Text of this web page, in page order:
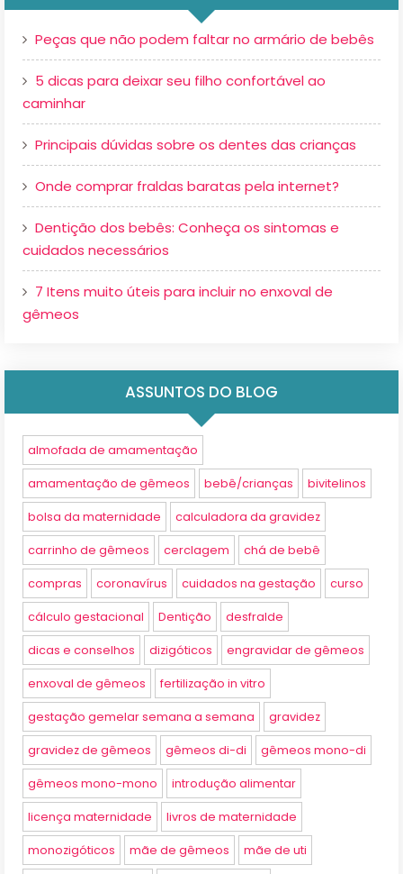
Peças que não podem faltar no armário de bebês
5 dicas para deixar seu filho confortável ao
caminhar
Principais dúvidas sobre os dentes das crianças
Onde comprar fraldas baratas pela internet?
Dentição dos bebês: Conheça os sintomas e
cuidados necessários
7 Itens muito úteis para incluir no enxoval de
gêmeos
ASSUNTOS DO BLOG
almofada de amamentação
amamentação de gêmeos bebê/crianças bivitelinos
bolsa da maternidade calculadora da gravidez
carrinho de gêmeos cerclagem chá de bebê
compras coronavírus cuidados na gestação curso
cálculo gestacional Dentição desfralde
dicas e conselhos dizigóticos engravidar de gêmeos
enxoval de gêmeos fertilização in vitro
gestação gemelar semana a semana gravidez
gravidez de gêmeos gêmeos di-di gêmeos mono-di
gêmeos mono-mono introdução alimentar
licença maternidade livros de maternidade
monozigóticos mãe de gêmeos mãe de uti